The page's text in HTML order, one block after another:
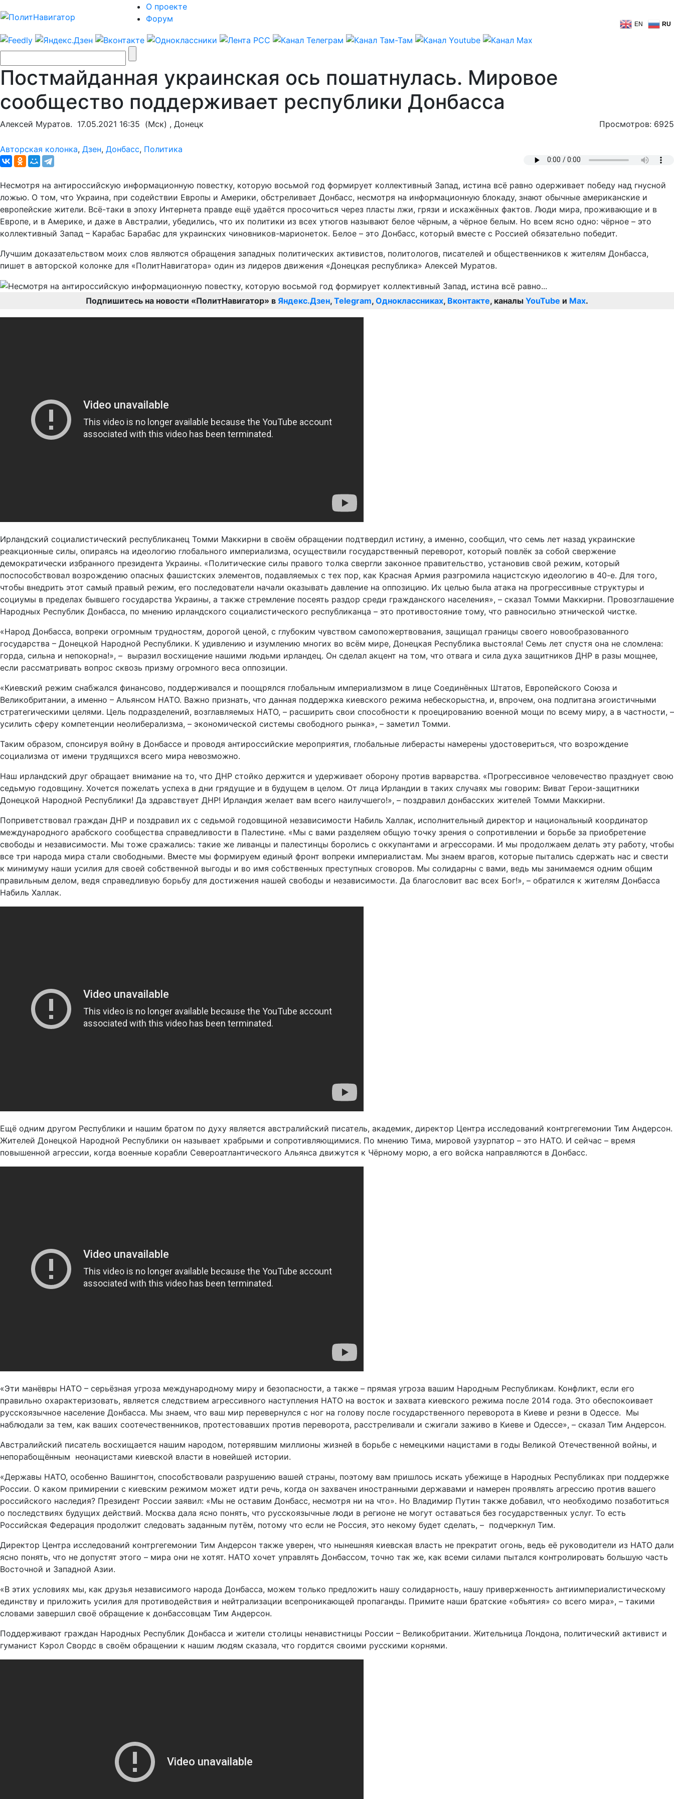
О проекте
Форум
EN RU
Постмайданная украинская ось пошатнулась. Мировое
сообщество поддерживает республики Донбасса
Алексей Муратов. 17.05.2021 16:35 (Мск) , Донецк Просмотров: 6925
Авторская колонка, Дзен, Донбасс, Политика
Несмотря на антироссийскую информационную повестку, которую восьмой год формирует коллективный Запад, истина всё равно одерживает победу над гнусной
ложью. О том, что Украина, при содействии Европы и Америки, обстреливает Донбасс, несмотря на информационную блокаду, знают обычные американские и
европейские жители. Всё-таки в эпоху Интернета правде ещё удаётся просочиться через пласты лжи, грязи и искажённых фактов. Люди мира, проживающие и в
Европе, и в Америке, и даже в Австралии, убедились, что их политики из всех утюгов называют белое чёрным, а чёрное белым. Но всем ясно одно: чёрное – это
коллективный Запад – Карабас Барабас для украинских чиновников-марионеток. Белое – это Донбасс, который вместе с Россией обязательно победит.
Лучшим доказательством моих слов являются обращения западных политических активистов, политологов, писателей и общественников к жителям Донбасса,
пишет в авторской колонке для «ПолитНавигатора» один из лидеров движения «Донецкая республика» Алексей Муратов.
Подпишитесь на новости «ПолитНавигатор» в Яндекс.Дзен, Telegram, Одноклассниках, Вконтакте, каналы YouTube и Max.
Ирландский социалистический республиканец Томми Маккирни в своём обращении подтвердил истину, а именно, сообщил, что семь лет назад украинские
реакционные силы, опираясь на идеологию глобального империализма, осуществили государственный переворот, который повлёк за собой свержение
демократически избранного президента Украины. «Политические силы правого толка свергли законное правительство, установив свой режим, который
поспособствовал возрождению опасных фашистских элементов, подавляемых с тех пор, как Красная Армия разгромила нацистскую идеологию в 40-е. Для того,
чтобы внедрить этот самый правый режим, его последователи начали оказывать давление на оппозицию. Их целью была атака на прогрессивные структуры и
социумы в пределах бывшего государства Украины, а также стремление посеять раздор среди гражданского населения», – сказал Томми Маккирни. Провозглашение
Народных Республик Донбасса, по мнению ирландского социалистического республиканца – это противостояние тому, что равносильно этнической чистке.
«Народ Донбасса, вопреки огромным трудностям, дорогой ценой, с глубоким чувством самопожертвования, защищал границы своего новообразованного
государства – Донецкой Народной Республики. К удивлению и изумлению многих во всём мире, Донецкая Республика выстояла! Семь лет спустя она не сломлена:
горда, сильна и непокорна!», – выразил восхищение нашими людьми ирландец. Он сделал акцент на том, что отвага и сила духа защитников ДНР в разы мощнее,
если рассматривать вопрос сквозь призму огромного веса оппозиции.
«Киевский режим снабжался финансово, поддерживался и поощрялся глобальным империализмом в лице Соединённых Штатов, Европейского Союза и
Великобритании, а именно – Альянсом НАТО. Важно признать, что данная поддержка киевского режима небескорыстна, и, впрочем, она подпитана эгоистичными
стратегическими целями. Цель подразделений, возглавляемых НАТО, – расширить свои способности к проецированию военной мощи по всему миру, а в частности, –
усилить сферу компетенции неолиберализма, – экономической системы свободного рынка», – заметил Томми.
Таким образом, спонсируя войну в Донбассе и проводя антироссийские мероприятия, глобальные либерасты намерены удостовериться, что возрождение
социализма от имени трудящихся всего мира невозможно.
Наш ирландский друг обращает внимание на то, что ДНР стойко держится и удерживает оборону против варварства. «Прогрессивное человечество празднует свою
седьмую годовщину. Хочется пожелать успеха в дни грядущие и в будущем в целом. От лица Ирландии в таких случаях мы говорим: Виват Герои-защитники
Донецкой Народной Республики! Да здравствует ДНР! Ирландия желает вам всего наилучшего!», – поздравил донбасских жителей Томми Маккирни.
Поприветствовал граждан ДНР и поздравил их с седьмой годовщиной независимости Набиль Халлак, исполнительный директор и национальный координатор
международного арабского сообщества справедливости в Палестине. «Мы с вами разделяем общую точку зрения о сопротивлении и борьбе за приобретение
свободы и независимости. Мы тоже сражались: такие же ливанцы и палестинцы боролись с оккупантами и агрессорами. И мы продолжаем делать эту работу, чтобы
все три народа мира стали свободными. Вместе мы формируем единый фронт вопреки империалистам. Мы знаем врагов, которые пытались сдержать нас и свести
к минимуму наши усилия для своей собственной выгоды и во имя собственных преступных сговоров. Мы солидарны с вами, ведь мы занимаемся одним общим
правильным делом, ведя справедливую борьбу для достижения нашей свободы и независимости. Да благословит вас всех Бог!», – обратился к жителям Донбасса
Набиль Халлак.
Ещё одним другом Республики и нашим братом по духу является австралийский писатель, академик, директор Центра исследований контргегемонии Тим Андерсон.
Жителей Донецкой Народной Республики он называет храбрыми и сопротивляющимися. По мнению Тима, мировой узурпатор – это НАТО. И сейчас – время
повышенной агрессии, когда военные корабли Североатлантического Альянса движутся к Чёрному морю, а его войска направляются в Донбасс.
«Эти манёвры НАТО – серьёзная угроза международному миру и безопасности, а также – прямая угроза вашим Народным Республикам. Конфликт, если его
правильно охарактеризовать, является следствием агрессивного наступления НАТО на восток и захвата киевского режима после 2014 года. Это обеспокоивает
русскоязычное население Донбасса. Мы знаем, что ваш мир перевернулся с ног на голову после государственного переворота в Киеве и резни в Одессе. Мы
наблюдали за тем, как ваших соотечественников, протестовавших против переворота, расстреливали и сжигали заживо в Киеве и Одессе», – сказал Тим Андерсон.
Австралийский писатель восхищается нашим народом, потерявшим миллионы жизней в борьбе с немецкими нацистами в годы Великой Отечественной войны, и
непорабощённым неонацистами киевской власти в новейшей истории.
«Державы НАТО, особенно Вашингтон, способствовали разрушению вашей страны, поэтому вам пришлось искать убежище в Народных Республиках при поддержке
России. О каком примирении с киевским режимом может идти речь, когда он захвачен иностранными державами и намерен проявлять агрессию против вашего
российского наследия? Президент России заявил: «Мы не оставим Донбасс, несмотря ни на что». Но Владимир Путин также добавил, что необходимо позаботиться
о последствиях будущих действий. Москва дала ясно понять, что русскоязычные люди в регионе не могут оставаться без государственных услуг. То есть
Российская Федерация продолжит следовать заданным путём, потому что если не Россия, это некому будет сделать, – подчеркнул Тим.
Директор Центра исследований контргегемонии Тим Андерсон также уверен, что нынешняя киевская власть не прекратит огонь, ведь её руководители из НАТО дали
ясно понять, что не допустят этого – мира они не хотят. НАТО хочет управлять Донбассом, точно так же, как всеми силами пытался контролировать большую часть
Восточной и Западной Азии.
«В этих условиях мы, как друзья независимого народа Донбасса, можем только предложить нашу солидарность, нашу приверженность антиимпериалистическому
единству и приложить усилия для противодействия и нейтрализации всепроникающей пропаганды. Примите наши братские «объятия» со всего мира», – такими
словами завершил своё обращение к донбассовцам Тим Андерсон.
Поддерживают граждан Народных Республик Донбасса и жители столицы ненавистницы России – Великобритании. Жительница Лондона, политический активист и
гуманист Кэрол Свордс в своём обращении к нашим людям сказала, что гордится своими русскими корнями.